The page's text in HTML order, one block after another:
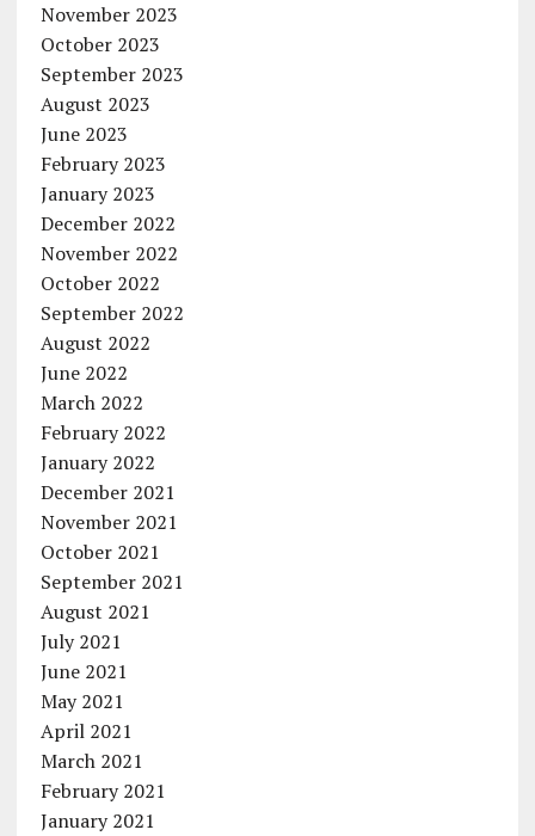
November 2023
October 2023
September 2023
August 2023
June 2023
February 2023
January 2023
December 2022
November 2022
October 2022
September 2022
August 2022
June 2022
March 2022
February 2022
January 2022
December 2021
November 2021
October 2021
September 2021
August 2021
July 2021
June 2021
May 2021
April 2021
March 2021
February 2021
January 2021